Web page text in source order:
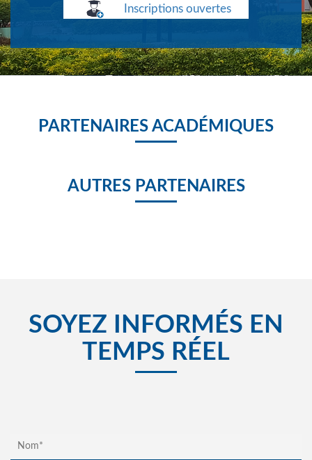
Inscriptions ouvertes
PARTENAIRES ACADÉMIQUES
AUTRES PARTENAIRES
SOYEZ INFORMÉS EN
TEMPS RÉEL